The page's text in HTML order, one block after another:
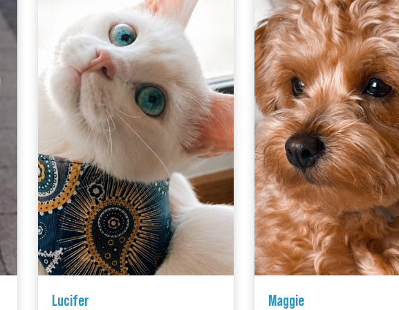
Lucifer Maggie